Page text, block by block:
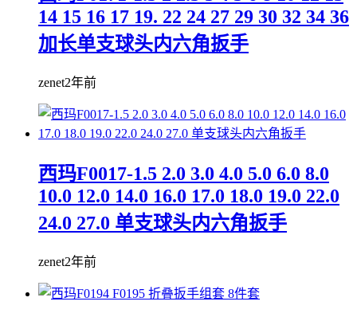
14 15 16 17 19. 22 24 27 29 30 32 34 36
加长单支球头内六角扳手
zenet2年前
西玛F0017-1.5 2.0 3.0 4.0 5.0 6.0 8.0
10.0 12.0 14.0 16.0 17.0 18.0 19.0 22.0
24.0 27.0 单支球头内六角扳手
zenet2年前